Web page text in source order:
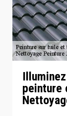
peinture